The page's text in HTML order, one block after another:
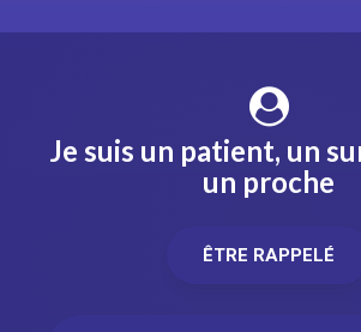
Je suis un patient, un
un proche
ÊTRE RAPPELÉ